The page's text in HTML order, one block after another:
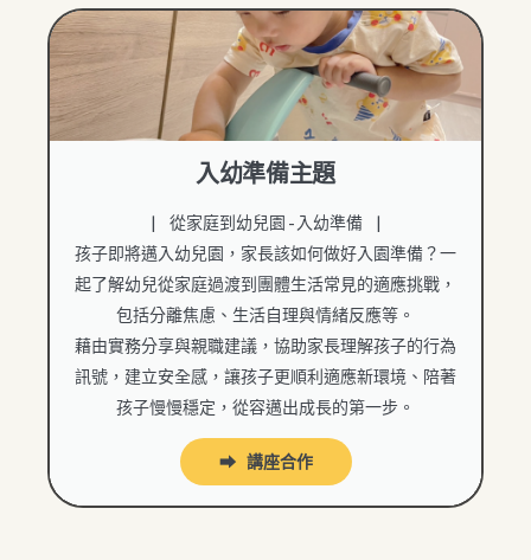
入幼準備主題
| 從家庭到幼兒園-入幼準備 |
孩子即將邁入幼兒園，家長該如何做好入園準備？一
起了解幼兒從家庭過渡到團體生活常見的適應挑戰，
包括分離焦慮、生活自理與情緒反應等。
藉由實務分享與親職建議，協助家長理解孩子的行為
訊號，建立安全感，讓孩子更順利適應新環境、陪著
孩子慢慢穩定，從容邁出成長的第一步。
⮕ 講座合作